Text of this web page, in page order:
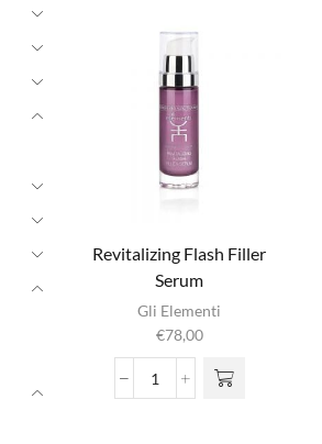
aantal
Revitalizing Flash Filler
Serum
Gli Elementi
€78,00
Revitalizing